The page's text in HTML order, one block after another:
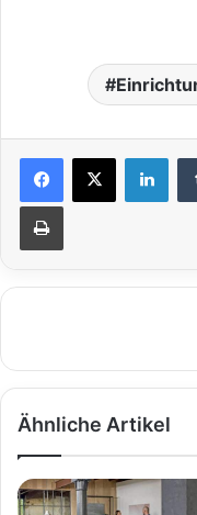
Ähnliche Artikel